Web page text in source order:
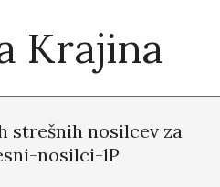
Krajina
strešnih nosilcev za
nosilci-1P